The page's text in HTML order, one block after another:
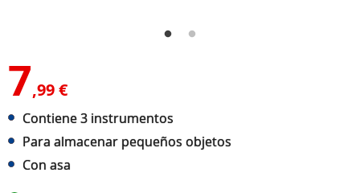
7,99 €
Contiene 3 instrumentos
Para almacenar pequeños objetos
Con asa